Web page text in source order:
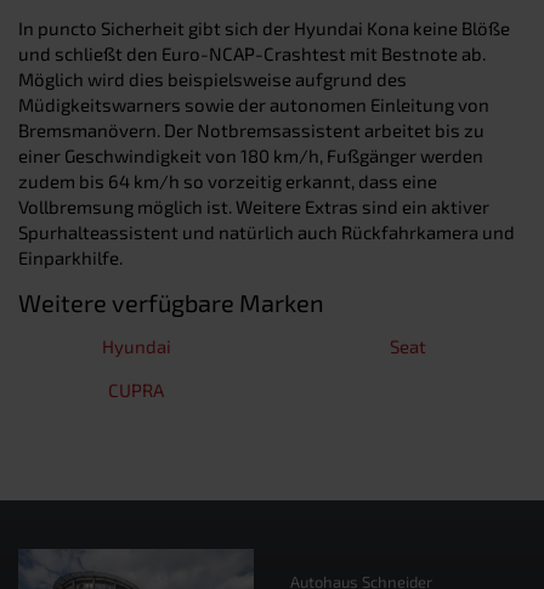
In puncto Sicherheit gibt sich der Hyundai Kona keine Blöße
und schließt den Euro-NCAP-Crashtest mit Bestnote ab.
Möglich wird dies beispielsweise aufgrund des
Müdigkeitswarners sowie der autonomen Einleitung von
Bremsmanövern. Der Notbremsassistent arbeitet bis zu
einer Geschwindigkeit von 180 km/h, Fußgänger werden
zudem bis 64 km/h so vorzeitig erkannt, dass eine
Vollbremsung möglich ist. Weitere Extras sind ein aktiver
Spurhalteassistent und natürlich auch Rückfahrkamera und
Einparkhilfe.
Weitere verfügbare Marken
Hyundai
Seat
CUPRA
Autohaus Schneider